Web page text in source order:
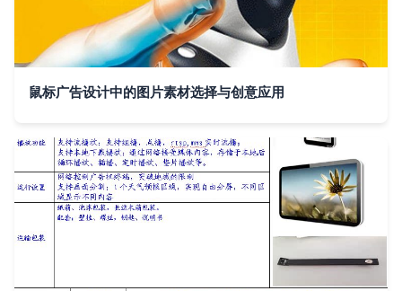
鼠标广告设计中的图片素材选择与创意应用